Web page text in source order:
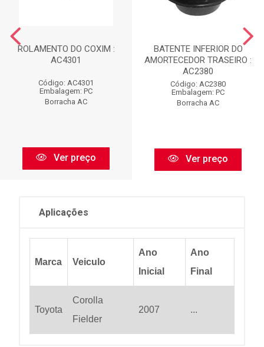
ROLAMENTO DO COXIM :
AC4301
Código: AC4301
Embalagem: PC
Borracha AC
Ver preço
BATENTE INFERIOR DO
AMORTECEDOR TRASEIRO :
AC2380
Código: AC2380
Embalagem: PC
Borracha AC
Ver preço
Aplicações
Marca Veiculo
Ano
Inicial
Ano
Final
Toyota
Corolla
Fielder
2007 ...